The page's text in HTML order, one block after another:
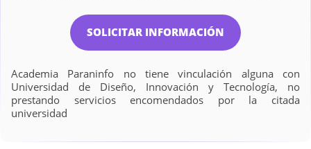
SOLICITAR INFORMACIÓN
Academia Paraninfo no tiene vinculación alguna con
Universidad de Diseño, Innovación y Tecnología, no
prestando servicios encomendados por la citada
universidad